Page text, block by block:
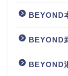
BEYOND
BEYOND
BEYOND